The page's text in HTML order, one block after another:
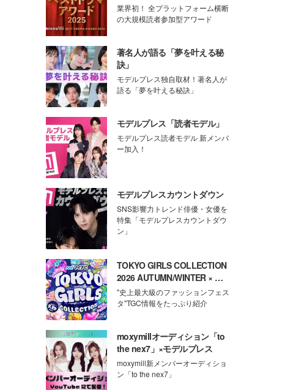
業界初！ 全プラットフォーム横断
の大規模読者参加型アワード
著名人が語る「夢を叶える秘
訣」
モデルプレス独自取材！著名人が
語る「夢を叶える秘訣」
モデルプレス「読者モデル」
モデルプレス読者モデル 新メンバ
ー加入！
モデルプレスカウントダウン
SNS影響力トレンド俳優・女優を
特集「モデルプレスカウントダウ
ン」
TOKYO GIRLS COLLECTION
2026 AUTUMN/WINTER × モ
デルプレス
"史上最大級のファッションフェス
タ"TGC情報をたっぷり紹介
moxymillオーディション「to
the nex7」×モデルプレス
moxymill新メンバーオーディショ
ン「to the nex7」